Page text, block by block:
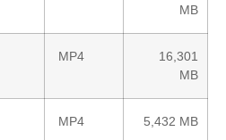
MB
MP4
16,301
MB
MP4 5,432 MB